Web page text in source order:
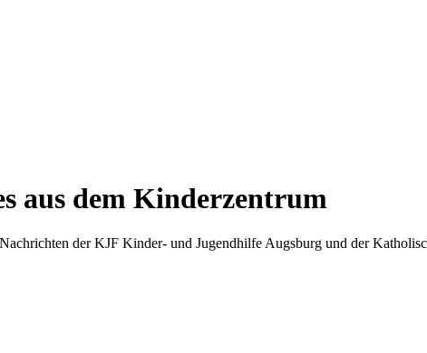
aus dem Kinderzentrum
der KJF Kinder- und Jugendhilfe Augsburg und der